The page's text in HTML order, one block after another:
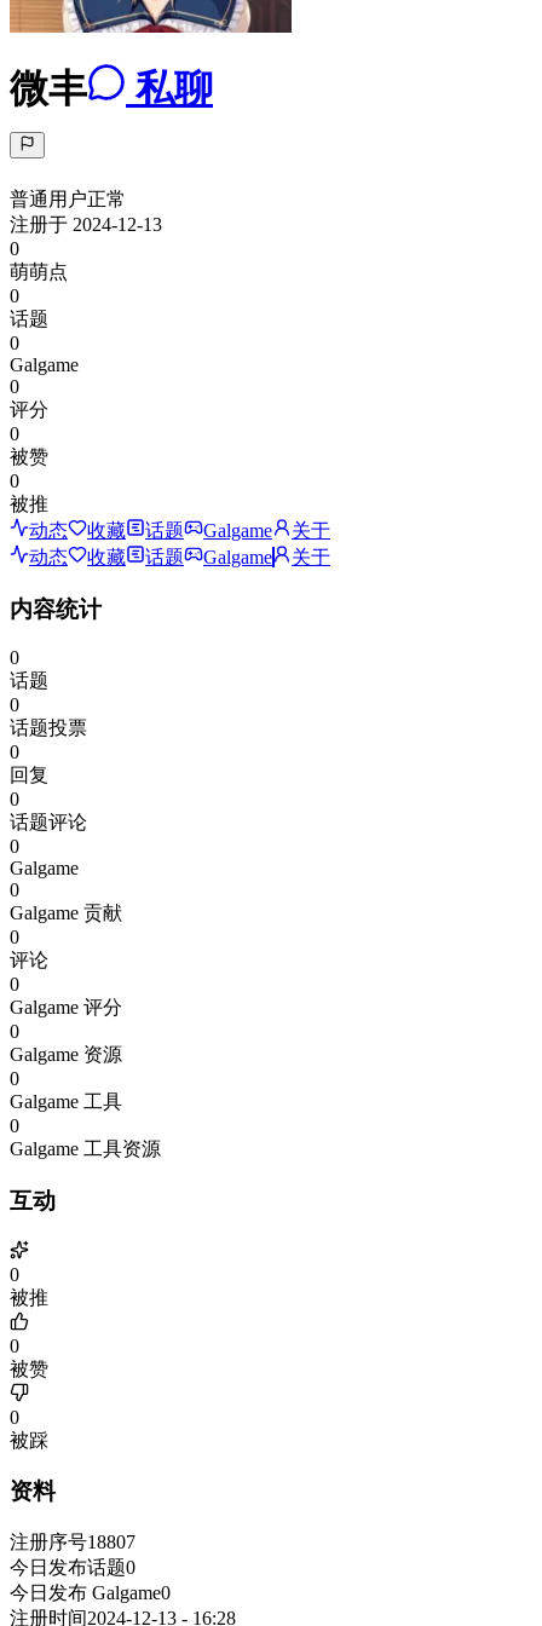
微丰 私聊
普通用户正常
注册于 2024-12-13
0
萌萌点
0
话题
0
Galgame
0
评分
0
被赞
0
被推
动态
收藏 话题 Galgame
关于
动态
收藏 话题 Galgame 关于
内容统计
0
话题
0
话题投票
0
回复
0
话题评论
0
Galgame
0
Galgame 贡献
0
评论
0
Galgame 评分
0
Galgame 资源
0
Galgame 工具
0
Galgame 工具资源
互动
0
被推
0
被赞
0
被踩
资料
注册序号18807
今日发布话题0
今日发布 Galgame0
注册时间2024-12-13 - 16:28